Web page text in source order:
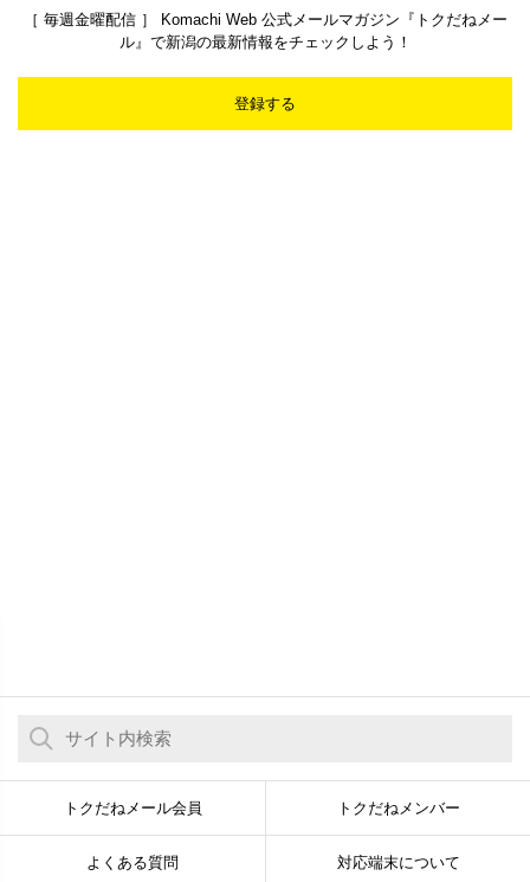
［ 毎週金曜配信 ］ Komachi Web 公式メールマガジン『トクだねメー
ル』で新潟の最新情報をチェックしよう！
登録する
トクだねメール会員 トクだねメンバー
よくある質問 対応端末について